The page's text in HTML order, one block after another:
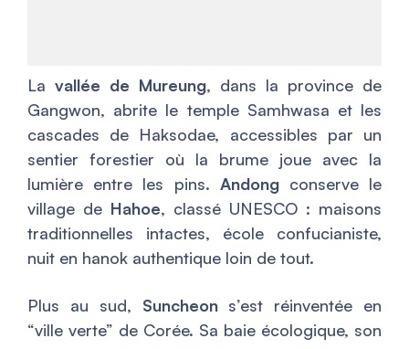
La vallée de Mureung, dans la province de
Gangwon, abrite le temple Samhwasa et les
cascades de Haksodae, accessibles par un
sentier forestier où la brume joue avec la
lumière entre les pins. Andongconserve le
village de Hahoe, classé UNESCO : maisons
traditionnelles intactes, école confucianiste,
nuit en hanok authentique loin de tout.
Plus au sud, Suncheons’est réinventée en
“ville verte” de Corée. Sa baie écologique, son